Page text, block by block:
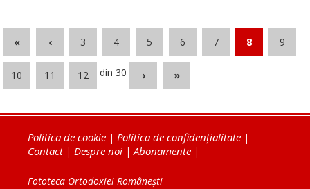
« ‹ 3 4 5 6 7 8 9
10 11 12 din 30 › »
Politica de cookie | Politica de confidențialitate |
Contact| Despre noi |Abonamente |
Fototeca Ortodoxiei Românești